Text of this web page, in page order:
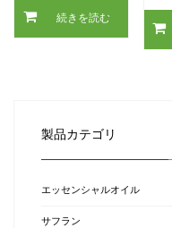
続きを読む
製品カテゴリ
エッセンシャルオイル
サフラン